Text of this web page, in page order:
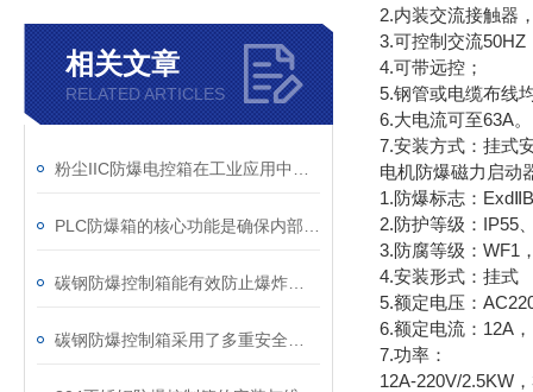
相关文章
RELATED ARTICLES
2.内装交流接触器
3.可控制交流
4.可带远控；
5.钢管或电缆布线
6.大电流可至63A。
7.安装方式：挂式
电机防爆磁力启动
1.防爆标志：
2.防护等级：IP55
3.防腐等级：WF1
4.安装形式：挂式
5.额定电压：
6.额定电流：12A
7.功率：
12A-220V/2.5KW